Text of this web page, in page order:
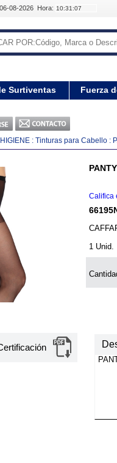
08-2026 Hora:
Surtiventas Fuerza
: Tinturas para Cabello :
Califica
1 Unid.